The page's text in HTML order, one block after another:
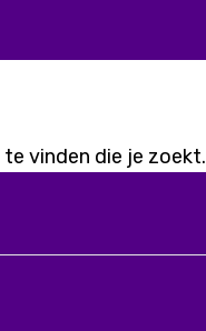
vinden die je zoekt.